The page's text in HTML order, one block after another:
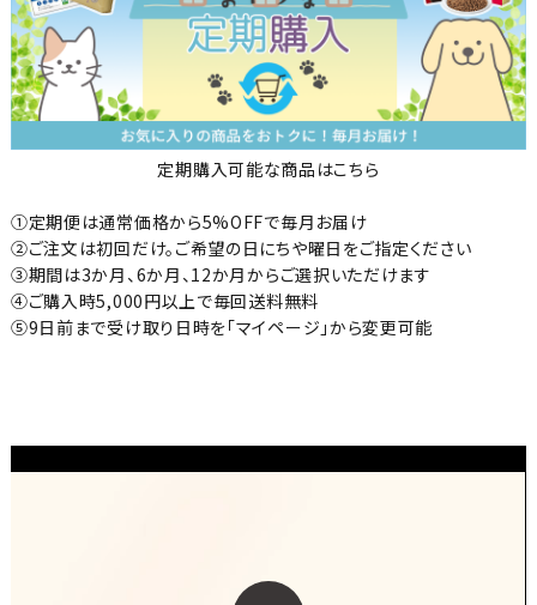
定期購入可能な商品はこちら
①定期便は通常価格から5%OFFで毎月お届け
②ご注文は初回だけ。ご希望の日にちや曜日をご指定ください
③期間は3か月、6か月、12か月からご選択いただけます
④ご購入時5,000円以上で毎回送料無料
⑤9日前まで受け取り日時を「マイページ」から変更可能